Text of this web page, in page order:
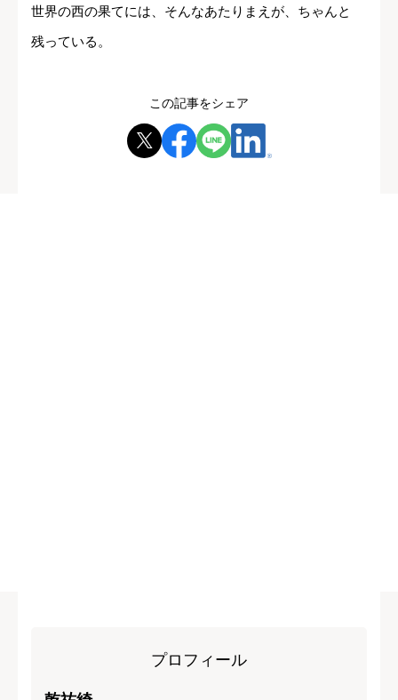
世界の西の果てには、そんなあたりまえが、ちゃんと
残っている。
この記事をシェア
プロフィール